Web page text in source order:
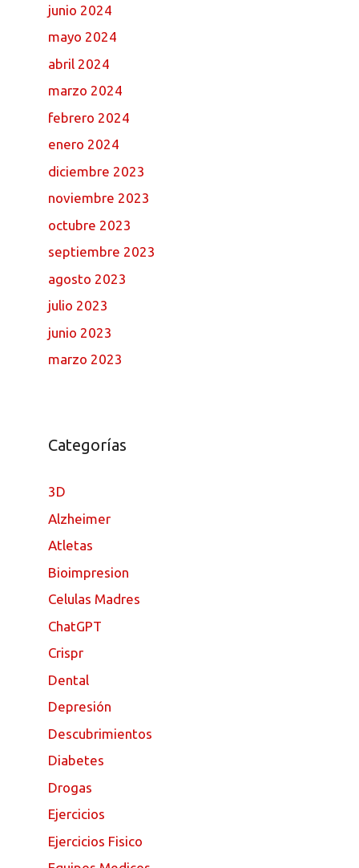
junio 2024
mayo 2024
abril 2024
marzo 2024
febrero 2024
enero 2024
diciembre 2023
noviembre 2023
octubre 2023
septiembre 2023
agosto 2023
julio 2023
junio 2023
marzo 2023
Categorías
3D
Alzheimer
Atletas
Bioimpresion
Celulas Madres
ChatGPT
Crispr
Dental
Depresión
Descubrimientos
Diabetes
Drogas
Ejercicios
Ejercicios Fisico